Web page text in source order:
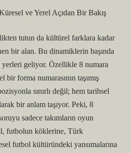
ve Yerel Açıdan Bir Bakış
tutun da kültürel farklara kadar
bir alan. Bu dinamiklerin başında
yerleri geliyor. Özellikle 8 numara
forma numarasının taşımış
sınırlı değil; hem tarihsel
bir anlam taşıyor. Peki, 8
sadece takımların oyun
futbolun köklerine, Türk
futbol kültüründeki yansımalarına